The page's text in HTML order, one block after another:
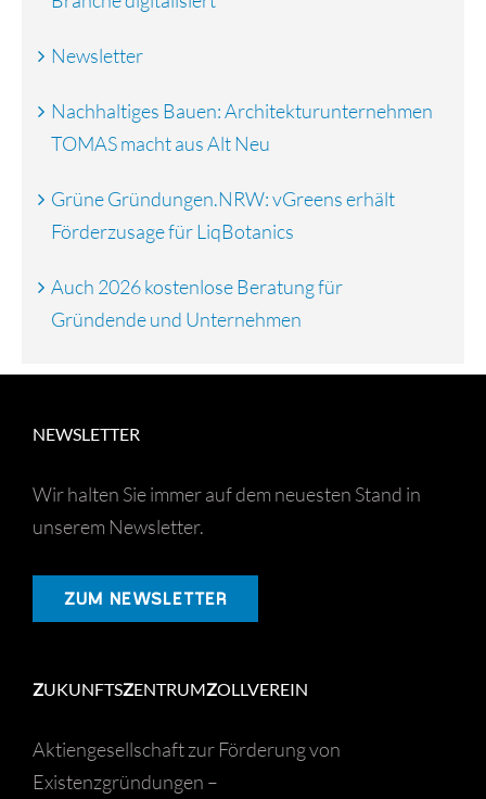
Newsletter
Nachhaltiges Bauen: Architekturunternehmen
TOMAS macht aus Alt Neu
Grüne Gründungen.NRW: vGreens erhält
Förderzusage für LiqBotanics
Auch 2026 kostenlose Beratung für
Gründende und Unternehmen
NEWSLETTER
Wir halten Sie immer auf dem neuesten Stand in
unserem Newsletter.
ZUM NEWSLETTER
ZUKUNFTSZENTRUMZOLLVEREIN
Aktiengesellschaft zur Förderung von
Existenzgründungen –